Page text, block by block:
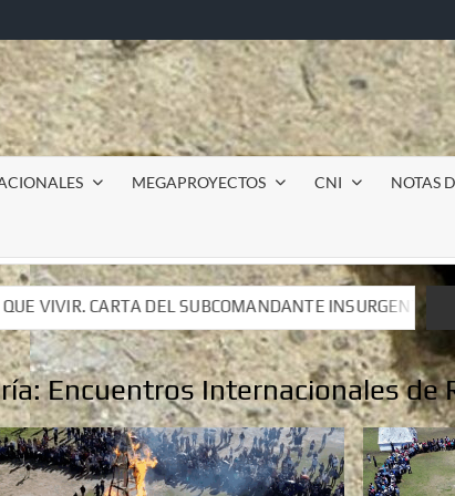
MEGAPROYECTOS CNI NOTAS
INSURGENTE MOISÉS A LUIS DE TAVIRA
INSURGENTE MOISÉS A LUIS DE TAVIRA
Encuentros Internacionales de